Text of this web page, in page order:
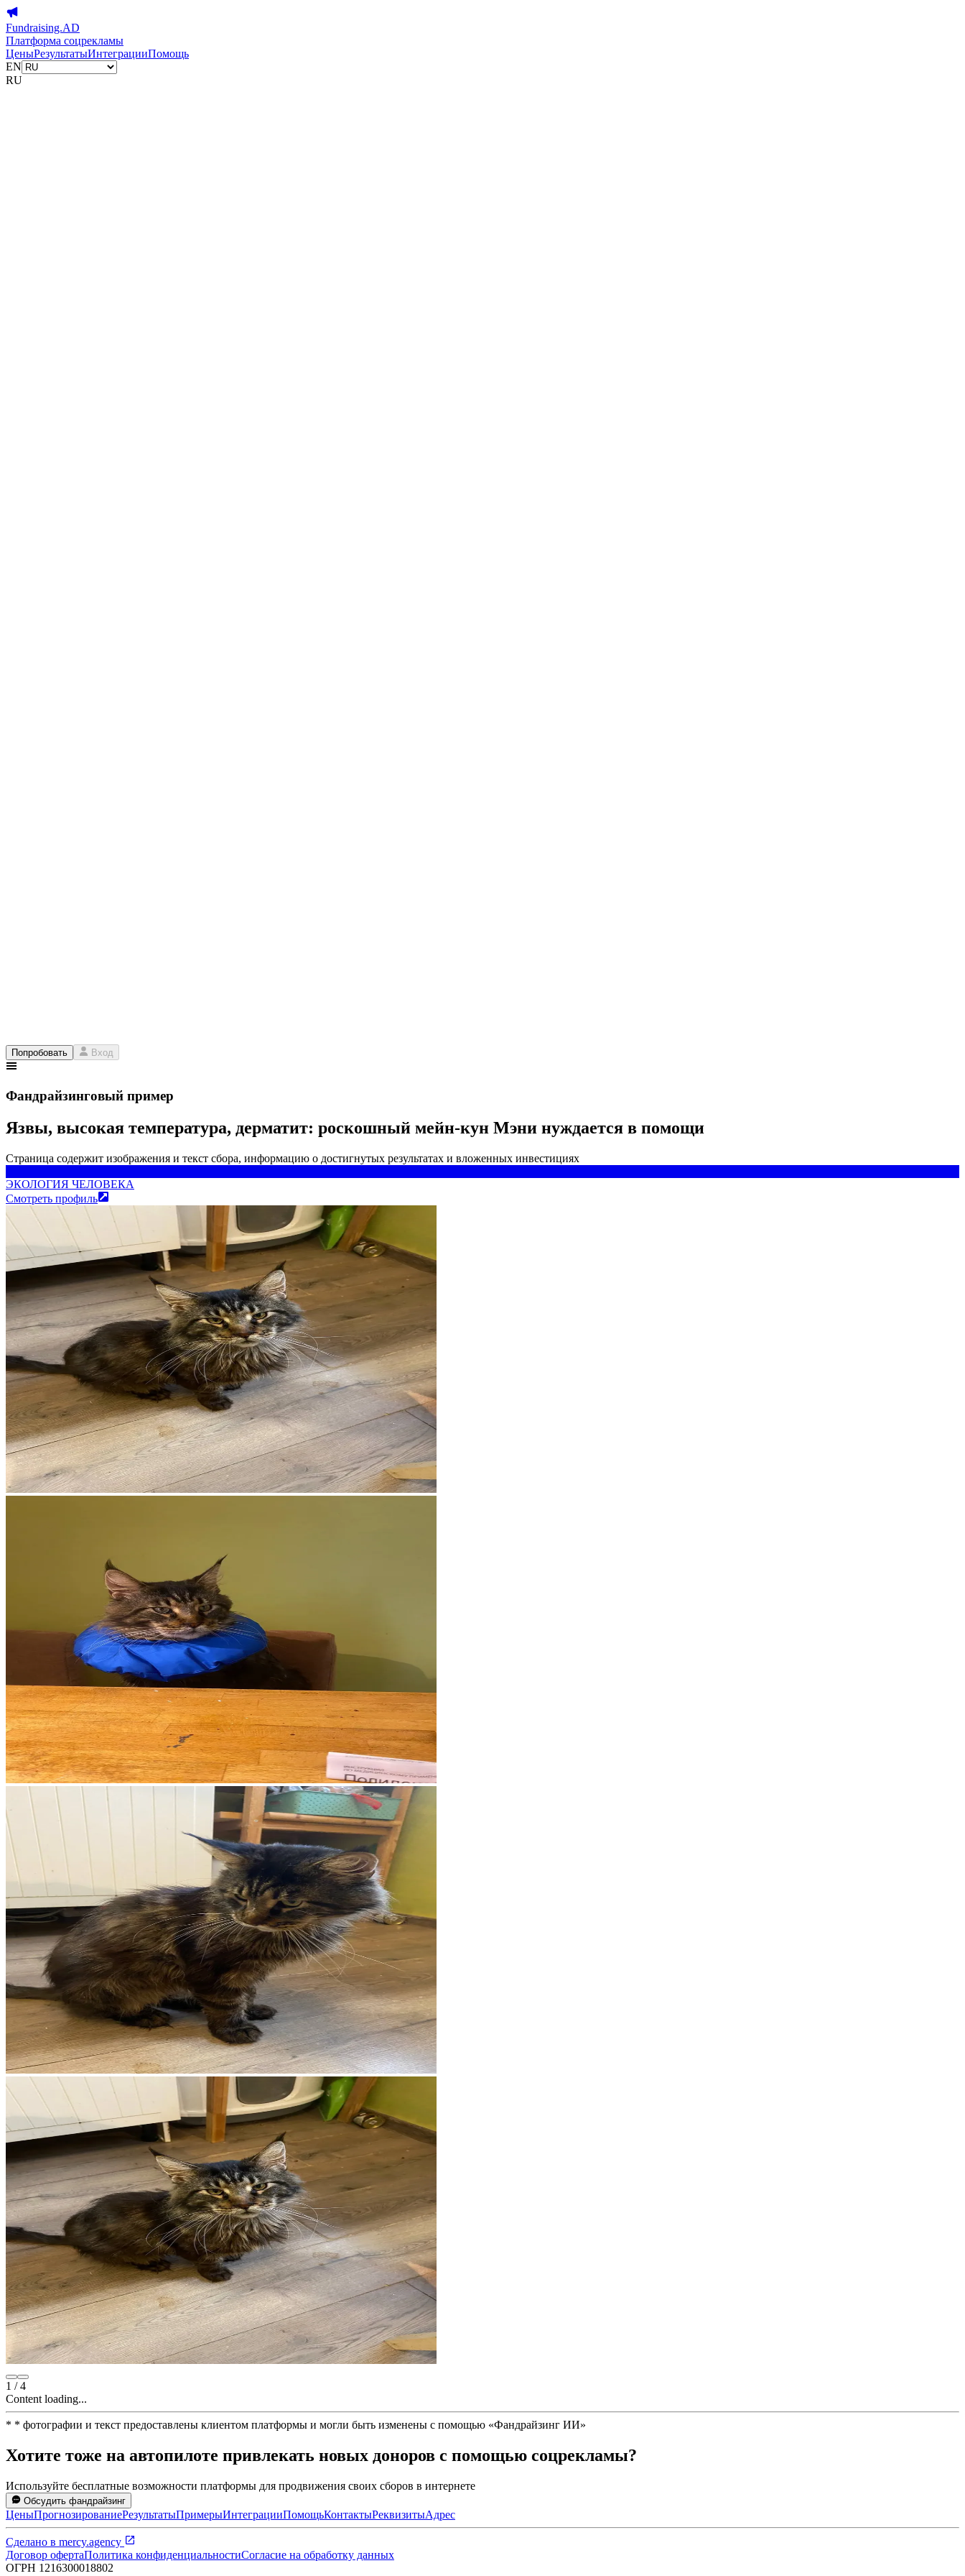
Fundraising.AD
Платформа соцрекламы
ЦеныРезультатыИнтеграцииПомощь
EN
RU
Попробовать Вход
Фандрайзинговый пример
Язвы, высокая температура, дерматит: роскошный мейн-кун Мэни нуждается в помощи
Страница содержит изображения и текст сбора, информацию о достигнутых результатах и вложенных инвестициях
ЭКОЛОГИЯ ЧЕЛОВЕКА
Смотреть профиль
1 /4
Content loading...
* * фотографии и текст предоставлены клиентом платформы и могли быть изменены с помощью «Фандрайзинг ИИ»
Хотите тоже на автопилоте привлекать новых доноров с помощью соцрекламы?
Используйте бесплатные возможности платформы для продвижения своих сборов в интернете
Обсудить фандрайзинг
ЦеныПрогнозированиеРезультатыПримерыИнтеграцииПомощьКонтактыРеквизитыАдрес
Сделано в mercy.agency
Договор офертаПолитика конфиденциальностиСогласие на обработку данных
ОГРН 1216300018802